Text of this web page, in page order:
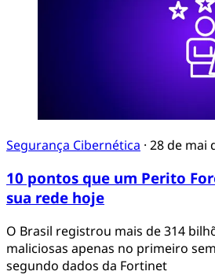
Segurança Cibernética · 28 de mai
10 pontos que um Perito
sua rede hoje
O Brasil registrou mais de 314
maliciosas apenas no primeiro
segundo dados da Fortinet